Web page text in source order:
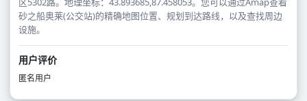
砂之船奥莱(公交站)的精确地图位置、规划到达路线，以及查找周边
设施。
用户评价
匿名用户